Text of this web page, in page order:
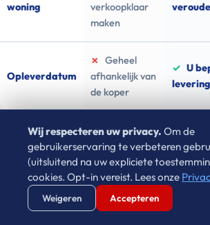
woning
verkoopklaar
maken
Opleverdatum
✗
Geheel
afhankelijk van
de koper
✓ U
Ervaar zelf de rust van
Waarom wachten in onzekerheid als
financiële zekerheid kunt
Wij respecteren uw privacy. Om de
gebruikerservaring te verbeteren
(uitsluitend na uw expliciete
cookies. Opt-in vereist. Lees onze
Weigeren Accepteren
Verstuur WhatsApp